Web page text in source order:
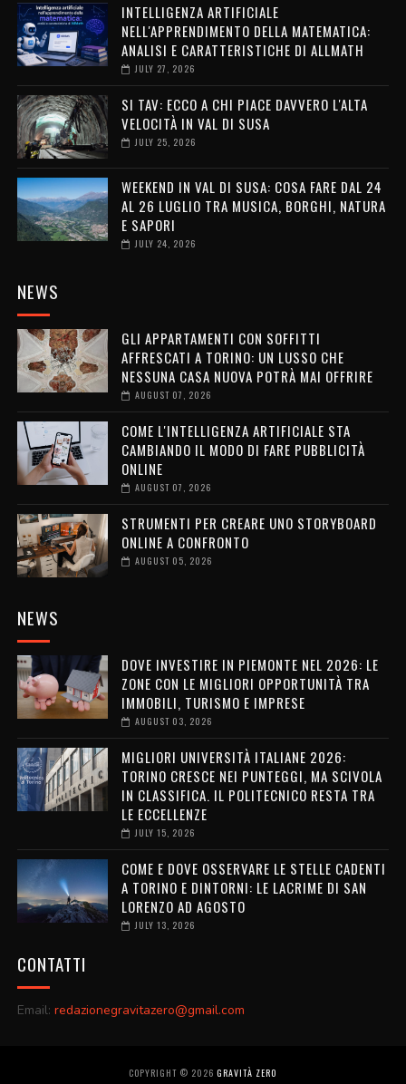
INTELLIGENZA ARTIFICIALE
NELL'APPRENDIMENTO DELLA MATEMATICA:
ANALISI E CARATTERISTICHE DI ALLMATH
JULY 27, 2026
SI TAV: ECCO A CHI PIACE DAVVERO L'ALTA
VELOCITÀ IN VAL DI SUSA
JULY 25, 2026
WEEKEND IN VAL DI SUSA: COSA FARE DAL 24
AL 26 LUGLIO TRA MUSICA, BORGHI, NATURA
E SAPORI
JULY 24, 2026
NEWS
GLI APPARTAMENTI CON SOFFITTI
AFFRESCATI A TORINO: UN LUSSO CHE
NESSUNA CASA NUOVA POTRÀ MAI OFFRIRE
AUGUST 07, 2026
COME L'INTELLIGENZA ARTIFICIALE STA
CAMBIANDO IL MODO DI FARE PUBBLICITÀ
ONLINE
AUGUST 07, 2026
STRUMENTI PER CREARE UNO STORYBOARD
ONLINE A CONFRONTO
AUGUST 05, 2026
NEWS
DOVE INVESTIRE IN PIEMONTE NEL 2026: LE
ZONE CON LE MIGLIORI OPPORTUNITÀ TRA
IMMOBILI, TURISMO E IMPRESE
AUGUST 03, 2026
MIGLIORI UNIVERSITÀ ITALIANE 2026:
TORINO CRESCE NEI PUNTEGGI, MA SCIVOLA
IN CLASSIFICA. IL POLITECNICO RESTA TRA
LE ECCELLENZE
JULY 15, 2026
COME E DOVE OSSERVARE LE STELLE CADENTI
A TORINO E DINTORNI: LE LACRIME DI SAN
LORENZO AD AGOSTO
JULY 13, 2026
CONTATTI
Email: redazionegravitazero@gmail.com
COPYRIGHT © 2026GRAVITÀ ZERO